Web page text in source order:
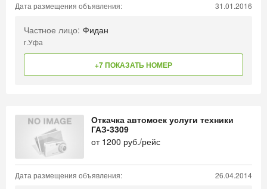
Дата размещения объявления: 31.01.2016
Частное лицо: Фидан
г.Уфа
+7 ПОКАЗАТЬ НОМЕР
Откачка автомоек услуги техники
ГАЗ-3309
от 1200 руб./рейс
Дата размещения объявления: 26.04.2014